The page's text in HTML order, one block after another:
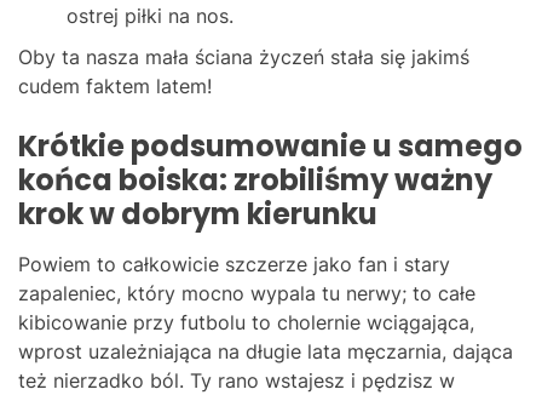
ostrej piłki na nos.
Oby ta nasza mała ściana życzeń stała się jakimś
cudem faktem latem!
Krótkie podsumowanie u samego
końca boiska: zrobiliśmy ważny
krok w dobrym kierunku
Powiem to całkowicie szczerze jako fan i stary
zapaleniec, który mocno wypala tu nerwy; to całe
kibicowanie przy futbolu to cholernie wciągająca,
wprost uzależniająca na długie lata męczarnia, dająca
też nierzadko ból. Ty rano wstajesz i pędzisz w